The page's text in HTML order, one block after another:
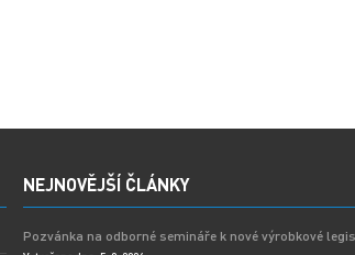
NEJNOVĚJŠÍ ČLÁNKY
Pozvánka na odborné semináře k nové výrobkové